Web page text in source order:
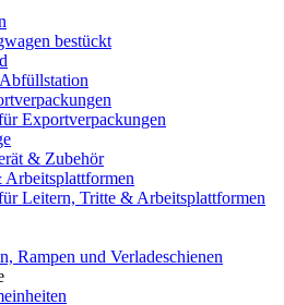
bestückt
Exportverpackungen
& Zubehör
Leitern, Tritte & Arbeitsplattformen
Rampen und Verladeschienen